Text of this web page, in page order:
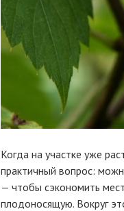
Когда на участке уже
практичный вопрос:
— чтобы сэкономить
плодоносящую. Вокруг